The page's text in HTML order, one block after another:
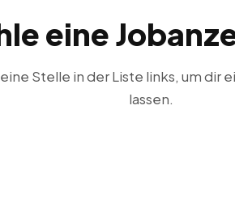
eine
Stelle in der Liste links, um dir
lassen.